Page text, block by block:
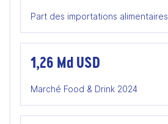
Part des importations alimentaires
1,26 Md USD
Marché Food & Drink 2024